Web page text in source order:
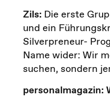
Zils: Die erste
und ein
Silverpreneur-
Name wider: Wir
suchen, sondern
personalmagazin: